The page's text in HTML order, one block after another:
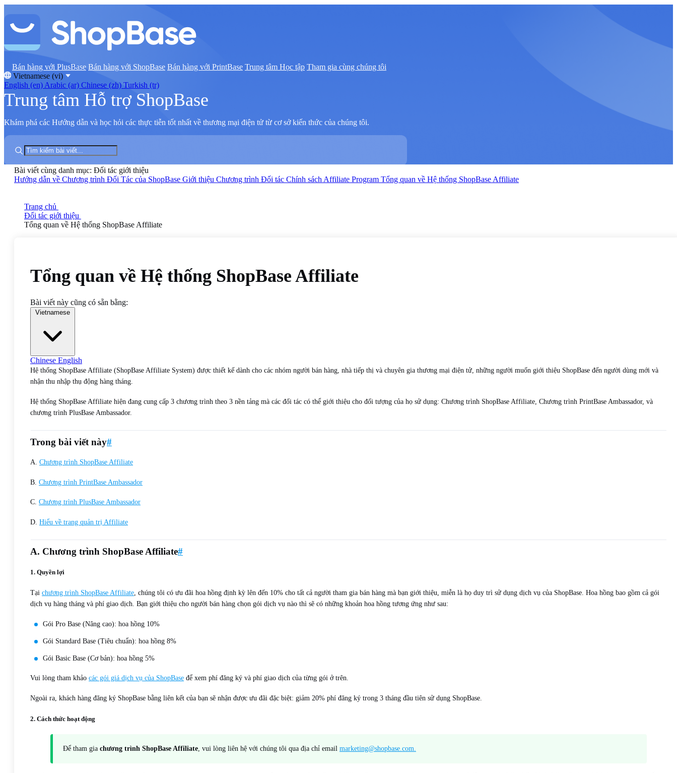
Bán hàng với PlusBase Bán hàng với ShopBase Bán hàng với PrintBase Trung tâm Học tập Tham gia cùng chúng tôi
Vietnamese (vi)
English (en) Arabic (ar) Chinese (zh) Turkish (tr)
Trung tâm Hỗ trợ ShopBase
Khám phá các Hướng dẫn và học hỏi các thực tiễn tốt nhất về thương mại điện tử từ cơ sở kiến thức của chúng tôi.
Bài viết cùng danh mục: Đối tác giới thiệu
Hướng dẫn về Chương trình Đối Tác của ShopBase Giới thiệu Chương trình Đối tác Chính sách Affiliate Program Tổng quan về Hệ thống ShopBase Affiliate
Trang chủ
Đối tác giới thiệu
Tổng quan về Hệ thống ShopBase Affiliate
Tổng quan về Hệ thống ShopBase Affiliate
Bài viết này cũng có sẵn bằng:
Vietnamese
Chinese English
Hệ thống ShopBase Affiliate (ShopBase Affiliate System) được thiết kế dành cho các nhóm người bán hàng, nhà tiếp thị và chuyên gia thương mại điện tử, những người muốn giới thiệu ShopBase đến người dùng mới và
nhận thu nhập thụ động hàng tháng.
Hệ thống ShopBase Affiliate hiện đang cung cấp 3 chương trình theo 3 nền tảng mà các đối tác có thể giới thiệu cho đối tượng của họ sử dụng: Chương trình ShopBase Affiliate, Chương trình PrintBase Ambassador, và
chương trình PlusBase Ambassador.
Trong bài viết này#
A. Chương trình ShopBase Affiliate
B. Chương trình PrintBase Ambassador
C. Chương trình PlusBase Ambassador
D. Hiểu về trang quản trị Affiliate
A. Chương trình ShopBase Affiliate#
1. Quyền lợi
Tại chương trình ShopBase Affiliate, chúng tôi có ưu đãi hoa hồng định kỳ lên đến 10% cho tất cả người tham gia bán hàng mà bạn giới thiệu, miễn là họ duy trì sử dụng dịch vụ của ShopBase. Hoa hồng bao gồm cả gói
dịch vụ hàng tháng và phí giao dịch. Bạn giới thiệu cho người bán hàng chọn gói dịch vụ nào thì sẽ có những khoản hoa hồng tương ứng như sau:
Gói Pro Base (Nâng cao): hoa hồng 10%
Gói Standard Base (Tiêu chuẩn): hoa hồng 8%
Gói Basic Base (Cơ bản): hoa hồng 5%
Vui lòng tham khảo các gói giá dịch vụ của ShopBase để xem phí đăng ký và phí giao dịch của từng gói ở trên.
Ngoài ra, khách hàng đăng ký ShopBase bằng liên kết của bạn sẽ nhận được ưu đãi đặc biệt: giảm 20% phí đăng ký trong 3 tháng đầu tiên sử dụng ShopBase.
2. Cách thức hoạt động
Để tham gia chương trình ShopBase Affiliate, vui lòng liên hệ với chúng tôi qua địa chỉ email marketing@shopbase.com.